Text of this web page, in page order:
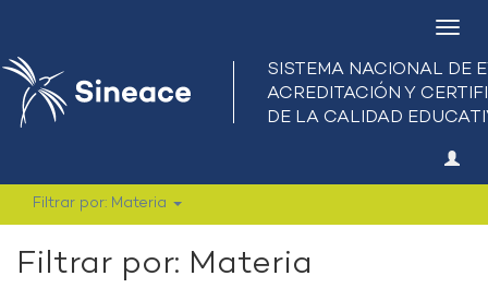
Filtrar por: Materia
Filtrar por: Materia